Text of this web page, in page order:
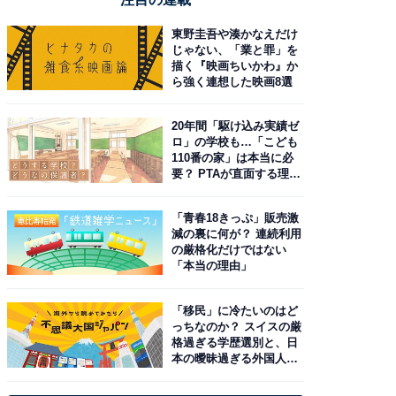
東野圭吾や湊かなえだけ
じゃない、「業と罪」を
描く『映画ちいかわ』か
ら強く連想した映画8選
20年間「駆け込み実績ゼ
ロ」の学校も…「こども
110番の家」は本当に必
要？ PTAが直面する理想
「青春18きっぷ」販売激
減の裏に何が？ 連続利用
の厳格化だけではない
「本当の理由」
「移民」に冷たいのはど
っちなのか？ スイスの厳
格過ぎる学歴選別と、日
本の曖昧過ぎる外国人政